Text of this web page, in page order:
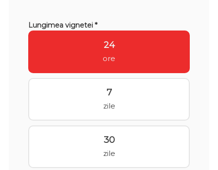
Lungimea vignetei *
24
ore
7
zile
30
zile